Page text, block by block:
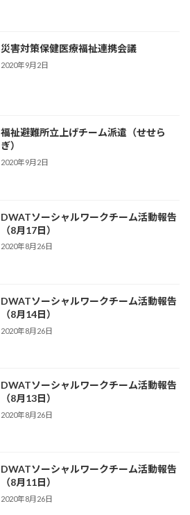
災害対策保健医療福祉連携会議
2020年9月2日
福祉避難所立上げチーム派遣（せせら
ぎ）
2020年9月2日
DWATソーシャルワークチーム活動報告
（8月17日）
2020年8月26日
DWATソーシャルワークチーム活動報告
（8月14日）
2020年8月26日
DWATソーシャルワークチーム活動報告
（8月13日）
2020年8月26日
DWATソーシャルワークチーム活動報告
（8月11日）
2020年8月26日